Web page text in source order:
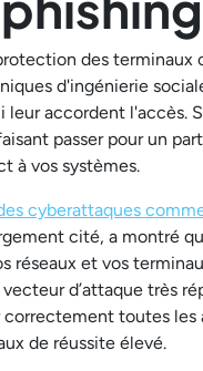
des
d'ingénierie
accordent l'accès.
passer pour un
à vos systèmes.
cyberattaques
cité, a montré
réseaux et vos
d’attaque très
toutes les
de réussite élevé.